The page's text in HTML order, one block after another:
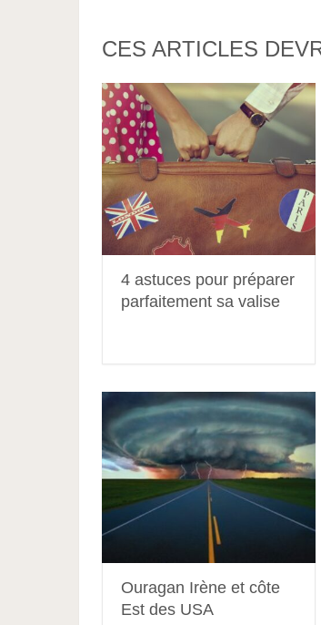
CES ARTICLES
4 astuces pour préparer
parfaitement sa valise
Ouragan Irène et côte
Est des USA